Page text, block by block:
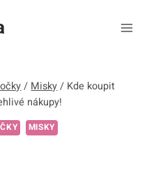
/ Misky / Kde koupit
nákupy!
MISKY